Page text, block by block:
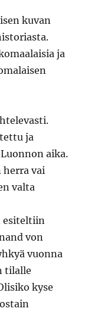
kuvan
ja
ja
aika.
herra vai
valta
esiteltiin
von
vuonna
tilalle
kyse